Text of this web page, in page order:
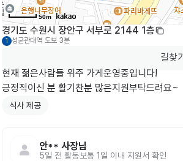
50m
경기도 수원시 장안구 서부로 2144 1층
1 성균관대역 도보 3분
길찾기
현재 젊은사람들 위주 가게운영중입니다!
긍정적이신 분 활기찬분 많은지원부탁드려요~
식사 제공
안** 사장님
5일 전 활동보통 1일 이내 지원서 확인